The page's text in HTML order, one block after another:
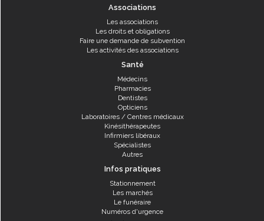
Associations
Les associations
Les droits et obligations
Faire une demande de subvention
Les activités des associations
Santé
Médecins
Pharmacies
Dentistes
Opticiens
Laboratoires / Centres médicaux
Kinésithérapeutes
Infirmiers libéraux
Spécialistes
Autres
Infos pratiques
Stationnement
Les marchés
Le funéraire
Numéros d'urgence